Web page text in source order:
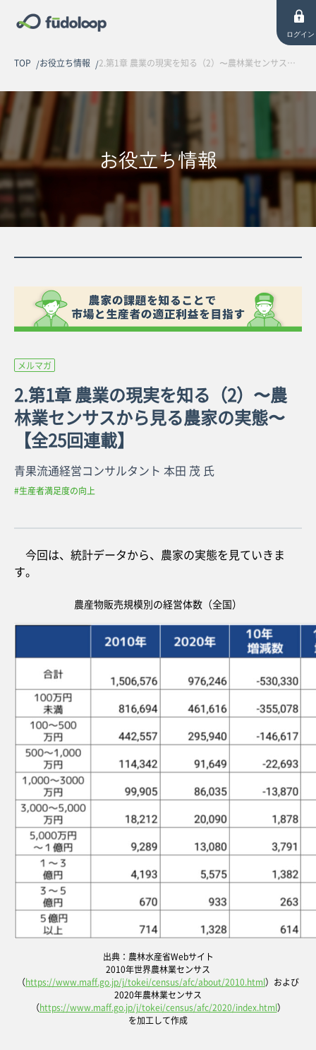
ログイン
TOP お役立ち情報 2.第1章 農業の現実を知る（2）〜農林業センサスから見る農家の実態〜【全25回連載】
お役立ち情報
メルマガ
2.第1章 農業の現実を知る（2）〜農
林業センサスから見る農家の実態〜
【全25回連載】
青果流通経営コンサルタント 本田 茂 氏
#生産者満足度の向上
今回は、統計データから、農家の実態を見ていきま
す。
農産物販売規模別の経営体数（全国）
出典：農林水産省Webサイト
2010年世界農林業センサス
（https://www.maff.go.jp/j/tokei/census/afc/about/2010.html）および
2020年農林業センサス
（https://www.maff.go.jp/j/tokei/census/afc/2020/index.html）
を加工して作成